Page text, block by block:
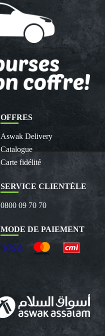
OFFRES
Aswak Delivery
Catalogue
Carte fidélité
SERVICE CLIENTÈLE
0800 09 70 70
MODE DE PAIEMENT